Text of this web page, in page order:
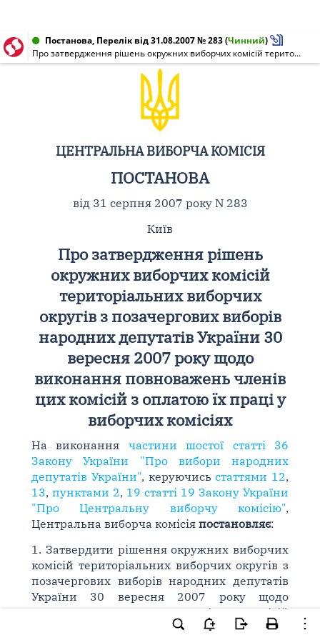
Постанова, Перелік від 31.08.2007 № 283(Чинний)
Про затвердження рішень окружних виборчих комісій територіальних виборчих округів з позачергових виборів народних депутатів України 30 вересня 2007 року щодо виконання повноважень членів цих комісій з оплатою їх праці у виборчих комісіях
ЦЕНТРАЛЬНА ВИБОРЧА КОМІСІЯ
ПОСТАНОВА
від 31 серпня 2007 року N 283
Київ
Про затвердження рішень
окружних виборчих комісій
територіальних виборчих
округів з позачергових виборів
народних депутатів України 30
вересня 2007 року щодо
виконання повноважень членів
цих комісій з оплатою їх праці у
виборчих комісіях
На виконання частини шостої статті 36
Закону України "Про вибори народних
депутатів України", керуючисьстаттями 12,
13, пунктами 2, 19 статті 19 Закону України
"Про Центральну виборчу комісію",
Центральна виборча комісія постановляє:
1. Затвердити рішення окружних виборчих
комісій територіальних виборчих округів з
позачергових виборів народних депутатів
України 30 вересня 2007 року щодо
виконання повноважень членів цих комісій
з оплатою їх праці у виборчих комісіях